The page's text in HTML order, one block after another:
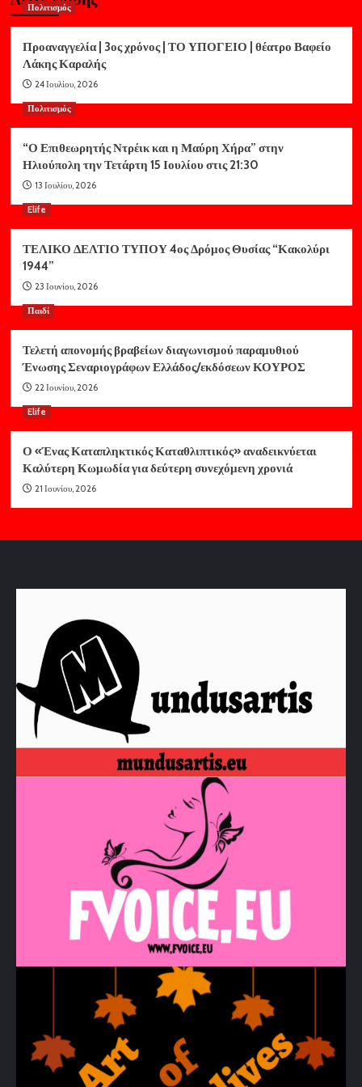
Πολιτισμός
Προαναγγελία | 3ος χρόνος | ΤΟ ΥΠΟΓΕΙΟ | θέατρο Βαφείο
Λάκης Καραλής
24 Ιουλίου, 2026
Πολιτισμός
“Ο Επιθεωρητής Ντρέικ και η Μαύρη Χήρα” στην
Ηλιούπολη την Τετάρτη 15 Ιουλίου στις 21:30
13 Ιουλίου, 2026
Elife
ΤΕΛΙΚΟ ΔΕΛΤΙΟ ΤΥΠΟΥ 4ος Δρόμος Θυσίας “Κακολύρι
1944”
23 Ιουνίου, 2026
Παιδί
Τελετή απονομής βραβείων διαγωνισμού παραμυθιού
Ένωσης Σεναριογράφων Ελλάδος/εκδόσεων ΚΟΥΡΟΣ
22 Ιουνίου, 2026
Elife
Ο «Ένας Καταπληκτικός Καταθλιπτικός» αναδεικνύεται
Καλύτερη Κωμωδία για δεύτερη συνεχόμενη χρονιά
21 Ιουνίου, 2026